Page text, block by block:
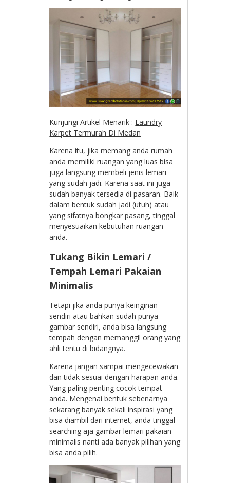
Kunjungi Artikel Menarik : Laundry
Karpet Termurah Di Medan
Karena itu, jika memang anda rumah
anda memiliki ruangan yang luas bisa
juga langsung membeli jenis lemari
yang sudah jadi. Karena saat ini juga
sudah banyak tersedia di pasaran. Baik
dalam bentuk sudah jadi (utuh) atau
yang sifatnya bongkar pasang, tinggal
menyesuaikan kebutuhan ruangan
anda.
Tukang Bikin Lemari /
Tempah Lemari Pakaian
Minimalis
Tetapi jika anda punya keinginan
sendiri atau bahkan sudah punya
gambar sendiri, anda bisa langsung
tempah dengan memanggil orang yang
ahli tentu di bidangnya.
Karena jangan sampai mengecewakan
dan tidak sesuai dengan harapan anda.
Yang paling penting cocok tempat
anda. Mengenai bentuk sebenarnya
sekarang banyak sekali inspirasi yang
bisa diambil dari internet, anda tinggal
searching aja gambar lemari pakaian
minimalis nanti ada banyak pilihan yang
bisa anda pilih.